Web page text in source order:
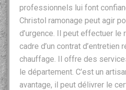
professionnels lui font
Christol ramonage peut agir
d’urgence. Il peut effectuer le
cadre d’un contrat
chauffage. Il offre des
le département. C’est un
avantage, il peut délivrer le